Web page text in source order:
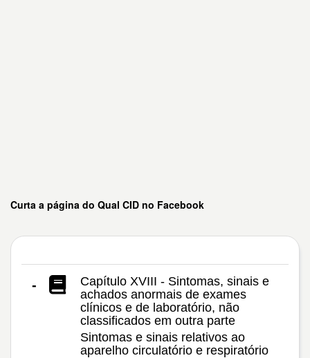
Curta a página do Qual CID no Facebook
-
Capítulo XVIII - Sintomas, sinais e
achados anormais de exames
clínicos e de laboratório, não
classificados em outra parte
Sintomas e sinais relativos ao
aparelho circulatório e respiratório